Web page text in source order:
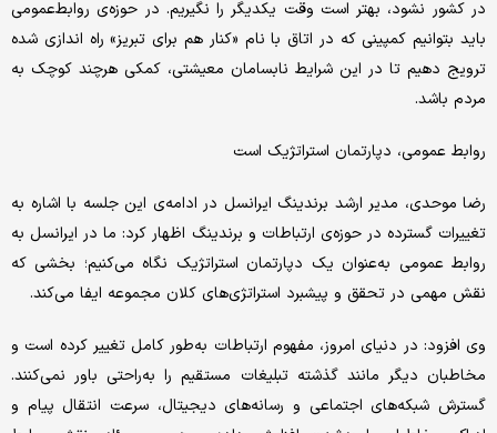
در کشور نشود، بهتر است وقت یکدیگر را نگیریم. در حوزه‌ی روابط‌عمومی
باید بتوانیم کمپینی که در اتاق با نام «کنار هم برای تبریز» راه اندازی شده
ترویج دهیم تا در این شرایط نابسامان معیشتی، کمکی هرچند کوچک به
مردم باشد.
روابط عمومی، دپارتمان استراتژیک است
رضا موحدی، مدیر ارشد برندینگ ایرانسل در ادامه‌ی این جلسه با اشاره به
تغییرات گسترده در حوزه‌ی ارتباطات و برندینگ اظهار کرد: ما در ایرانسل به
روابط عمومی به‌عنوان یک دپارتمان استراتژیک نگاه می‌کنیم؛ بخشی که
نقش مهمی در تحقق و پیشبرد استراتژی‌های کلان مجموعه ایفا می‌کند.
وی افزود: در دنیای امروز، مفهوم ارتباطات به‌طور کامل تغییر کرده است و
مخاطبان دیگر مانند گذشته تبلیغات مستقیم را به‌راحتی باور نمی‌کنند.
گسترش شبکه‌های اجتماعی و رسانه‌های دیجیتال، سرعت انتقال پیام و